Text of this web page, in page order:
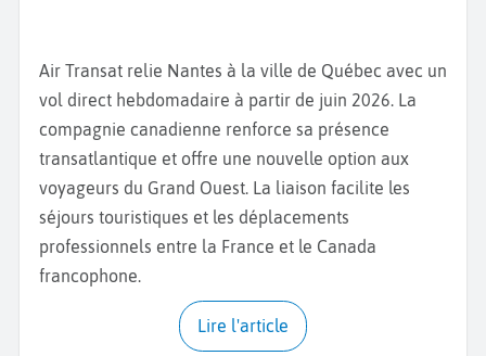
Air Transat relie Nantes à la ville de Québec avec un
vol direct hebdomadaire à partir de juin 2026. La
compagnie canadienne renforce sa présence
transatlantique et offre une nouvelle option aux
voyageurs du Grand Ouest. La liaison facilite les
séjours touristiques et les déplacements
professionnels entre la France et le Canada
francophone.
Lire l'article